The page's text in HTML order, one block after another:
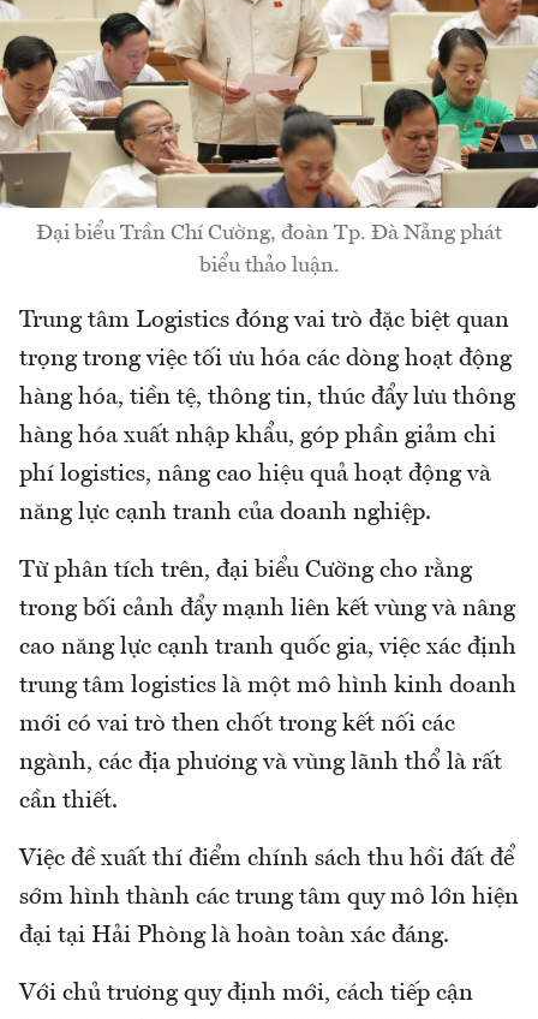
Đại biểu Trần Chí Cường, đoàn Tp. Đà Nẵng phát
biểu thảo luận.
Trung tâm Logistics đóng vai trò đặc biệt quan
trọng trong việc tối ưu hóa các dòng hoạt động
hàng hóa, tiền tệ, thông tin, thúc đẩy lưu thông
hàng hóa xuất nhập khẩu, góp phần giảm chi
phí logistics, nâng cao hiệu quả hoạt động và
năng lực cạnh tranh của doanh nghiệp.
Từ phân tích trên, đại biểu Cường cho rằng
trong bối cảnh đẩy mạnh liên kết vùng và nâng
cao năng lực cạnh tranh quốc gia, việc xác định
trung tâm logistics là một mô hình kinh doanh
mới có vai trò then chốt trong kết nối các
ngành, các địa phương và vùng lãnh thổ là rất
cần thiết.
Việc đề xuất thí điểm chính sách thu hồi đất để
sớm hình thành các trung tâm quy mô lớn hiện
đại tại Hải Phòng là hoàn toàn xác đáng.
Với chủ trương quy định mới, cách tiếp cận